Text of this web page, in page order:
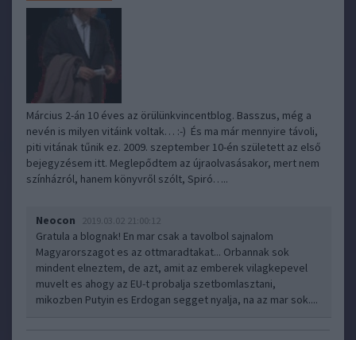
Március 2-án 10 éves az örülünkvincentblog. Basszus, még a
nevén is milyen vitáink voltak… :-) És ma már mennyire távoli,
piti vitának tűnik ez. 2009. szeptember 10-én született az első
bejegyzésem itt. Meglepődtem az újraolvasásakor, mert nem
színházról, hanem könyvről szólt, Spiró…..
Neocon 2019.03.02 21:00:12
Gratula a blognak! En mar csak a tavolbol sajnalom
Magyarorszagot es az ottmaradtakat... Orbannak sok
mindent elneztem, de azt, amit az emberek vilagkepevel
muvelt es ahogy az EU-t probalja szetbomlasztani,
mikozben Putyin es Erdogan segget nyalja, na az mar sok....